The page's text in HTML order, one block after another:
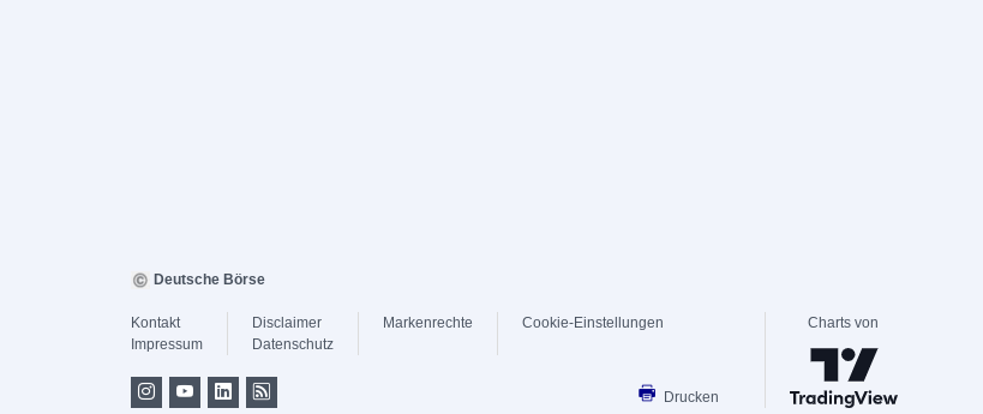
Deutsche Börse
Kontakt
Impressum
Disclaimer
Datenschutz
Markenrechte Cookie-Einstellungen
Drucken
Charts von